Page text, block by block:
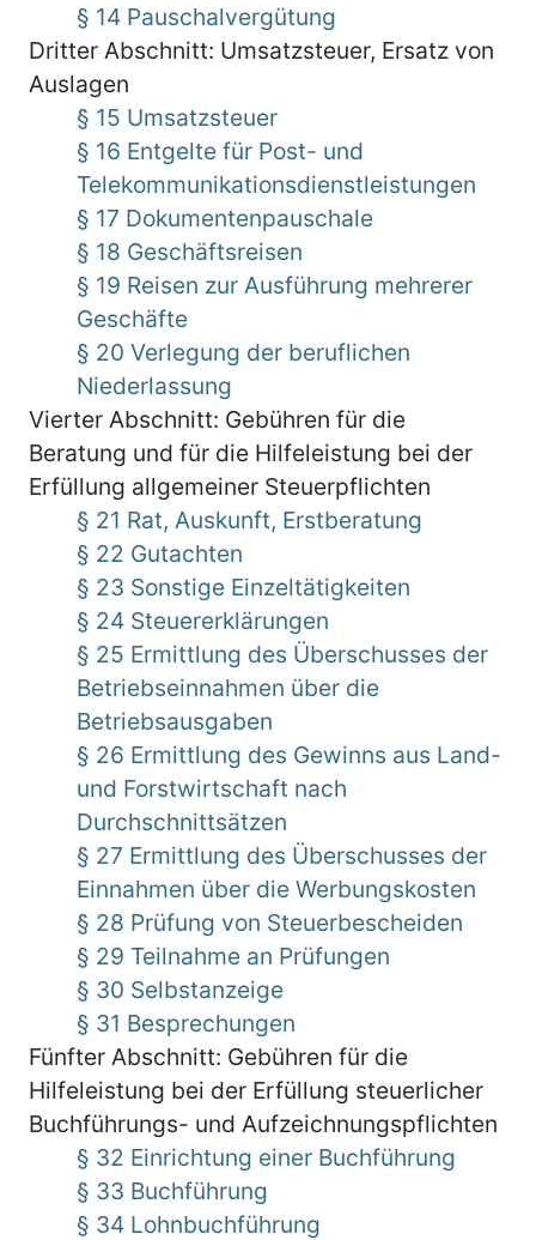
§ 14 Pauschalvergütung
Dritter Abschnitt: Umsatzsteuer, Ersatz von
Auslagen
§ 15 Umsatzsteuer
§ 16 Entgelte für Post- und
Telekommunikationsdienstleistungen
§ 17 Dokumentenpauschale
§ 18 Geschäftsreisen
§ 19 Reisen zur Ausführung mehrerer
Geschäfte
§ 20 Verlegung der beruflichen
Niederlassung
Vierter Abschnitt: Gebühren für die
Beratung und für die Hilfeleistung bei der
Erfüllung allgemeiner Steuerpflichten
§ 21 Rat, Auskunft, Erstberatung
§ 22 Gutachten
§ 23 Sonstige Einzeltätigkeiten
§ 24 Steuererklärungen
§ 25 Ermittlung des Überschusses der
Betriebseinnahmen über die
Betriebsausgaben
§ 26 Ermittlung des Gewinns aus Land-
und Forstwirtschaft nach
Durchschnittsätzen
§ 27 Ermittlung des Überschusses der
Einnahmen über die Werbungskosten
§ 28 Prüfung von Steuerbescheiden
§ 29 Teilnahme an Prüfungen
§ 30 Selbstanzeige
§ 31 Besprechungen
Fünfter Abschnitt: Gebühren für die
Hilfeleistung bei der Erfüllung steuerlicher
Buchführungs- und Aufzeichnungspflichten
§ 32 Einrichtung einer Buchführung
§ 33 Buchführung
§ 34 Lohnbuchführung